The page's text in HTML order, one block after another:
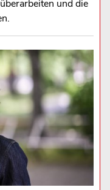
und die